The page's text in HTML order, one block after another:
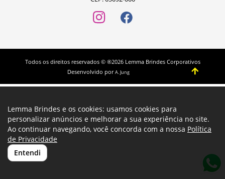
Todos os direitos reservados © ®2026 Lemma Brindes Corporativos
Desenvolvido porA. Jung
Lemma Brindes e os cookies: usamos cookies para
personalizar anúncios e melhorar a sua experiência no site.
Ao continuar navegando, você concorda com a nossa Política
de Privacidade
Entendi